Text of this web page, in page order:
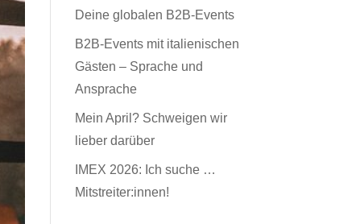
Deine globalen B2B-Events
B2B-Events mit italienischen
Gästen – Sprache und
Ansprache
Mein April? Schweigen wir
lieber darüber
IMEX 2026: Ich suche …
Mitstreiter:innen!